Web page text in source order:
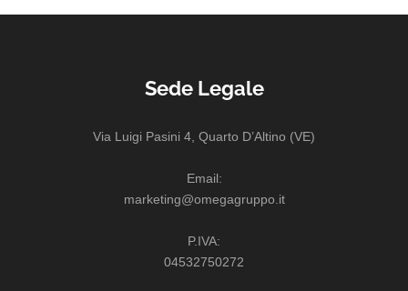
Sede Legale
Via Luigi Pasini 4, Quarto D’Altino (VE)
Email:
marketing@omegagruppo.it
P.IVA:
04532750272